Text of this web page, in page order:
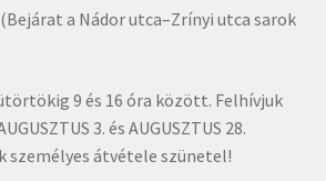
a Nádor utca–Zrínyi utca sarok
9 és 16 óra között. Felhívjuk
3. és AUGUSZTUS 28.
személyes átvétele szünetel!